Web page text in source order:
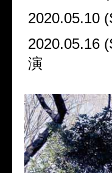
2020.05.10
2020.05.16
演